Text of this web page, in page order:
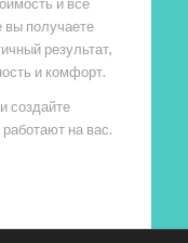
вы получаете
результат,
и комфорт.
создайте
работают на вас.